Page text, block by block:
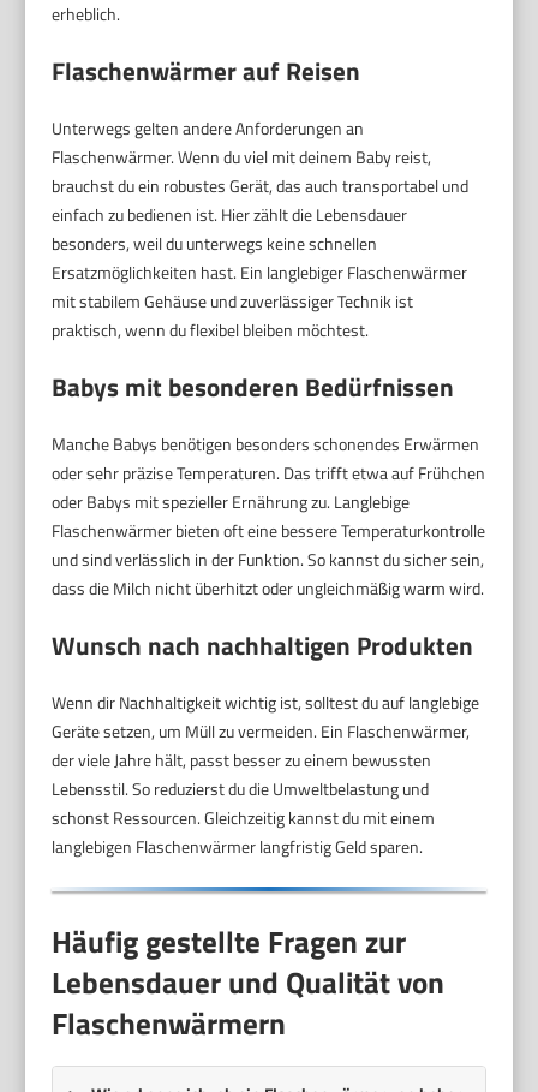
erheblich.
Flaschenwärmer auf Reisen
Unterwegs gelten andere Anforderungen an
Flaschenwärmer. Wenn du viel mit deinem Baby reist,
brauchst du ein robustes Gerät, das auch transportabel und
einfach zu bedienen ist. Hier zählt die Lebensdauer
besonders, weil du unterwegs keine schnellen
Ersatzmöglichkeiten hast. Ein langlebiger Flaschenwärmer
mit stabilem Gehäuse und zuverlässiger Technik ist
praktisch, wenn du flexibel bleiben möchtest.
Babys mit besonderen Bedürfnissen
Manche Babys benötigen besonders schonendes Erwärmen
oder sehr präzise Temperaturen. Das trifft etwa auf Frühchen
oder Babys mit spezieller Ernährung zu. Langlebige
Flaschenwärmer bieten oft eine bessere Temperaturkontrolle
und sind verlässlich in der Funktion. So kannst du sicher sein,
dass die Milch nicht überhitzt oder ungleichmäßig warm wird.
Wunsch nach nachhaltigen Produkten
Wenn dir Nachhaltigkeit wichtig ist, solltest du auf langlebige
Geräte setzen, um Müll zu vermeiden. Ein Flaschenwärmer,
der viele Jahre hält, passt besser zu einem bewussten
Lebensstil. So reduzierst du die Umweltbelastung und
schonst Ressourcen. Gleichzeitig kannst du mit einem
langlebigen Flaschenwärmer langfristig Geld sparen.
Häufig gestellte Fragen zur
Lebensdauer und Qualität von
Flaschenwärmern